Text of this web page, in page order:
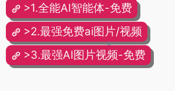
>1.全能AI智能体-免费
>2.最强免费ai图片/视频
>3.最强AI图片视频-免费